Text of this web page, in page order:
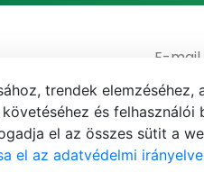
E-mail
trendek elemzéséhez,
és
el az összes sütit a
el az adatvédelmi